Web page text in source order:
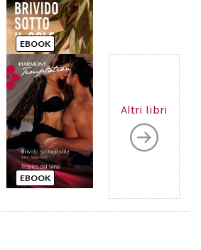
EBOOK
EBOOK
Altri libri